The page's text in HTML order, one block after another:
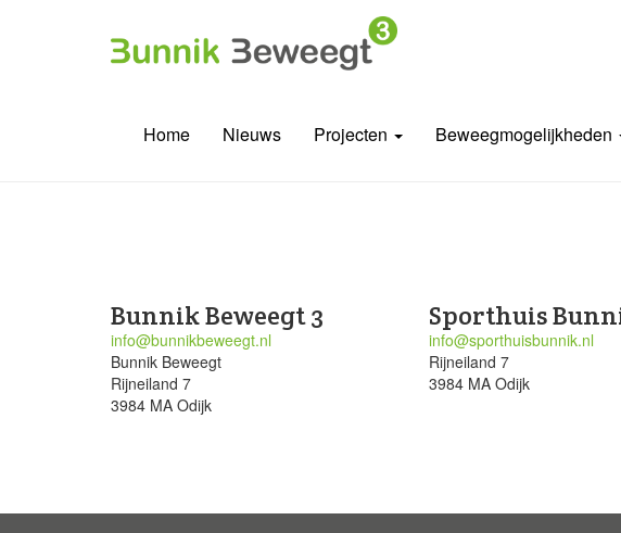
Home Nieuws Projecten Beweegmogelijkheden
Bunnik Beweegt 3
info@bunnikbeweegt.nl
Bunnik Beweegt
Rijneiland 7
3984 MA Odijk
Sporthuis
info@sporthuisbunnik.nl
Rijneiland 7
3984 MA Odijk